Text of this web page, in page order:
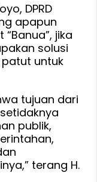
DPRD
apapun
jika
solusi
untuk
tujuan dari
publik,
terang H.